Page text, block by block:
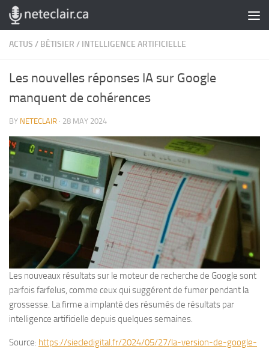
Skip to content
ACTUS / BÊTISIER / INTELLIGENCE ARTIFICIELLE
Les nouvelles réponses IA sur Google
manquent de cohérences
BY NETECLAIR · 28 MAY 2024
Les nouveaux résultats sur le moteur de recherche de Google sont
parfois farfelus, comme ceux qui suggérent de fumer pendant la
grossesse. La firme a implanté des résumés de résultats par
intelligence artificielle depuis quelques semaines.
Source: https://siecledigital.fr/2024/05/27/la-version-de-google-